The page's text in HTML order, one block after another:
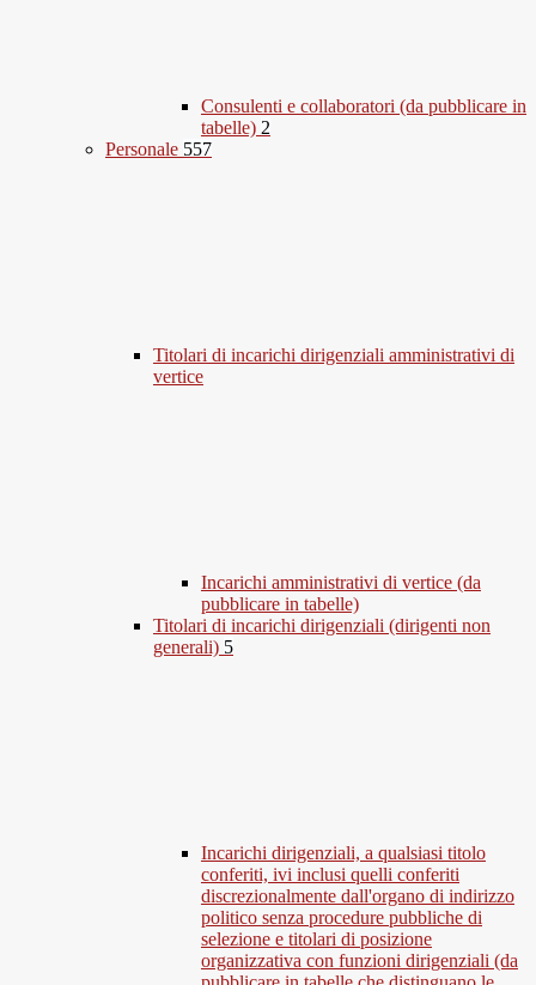
Consulenti e collaboratori (da pubblicare in
tabelle) 2
Personale 557
Titolari di incarichi dirigenziali amministrativi di
vertice
Incarichi amministrativi di vertice (da
pubblicare in tabelle)
Titolari di incarichi dirigenziali (dirigenti non
generali) 5
Incarichi dirigenziali, a qualsiasi titolo
conferiti, ivi inclusi quelli conferiti
discrezionalmente dall'organo di indirizzo
politico senza procedure pubbliche di
selezione e titolari di posizione
organizzativa con funzioni dirigenziali (da